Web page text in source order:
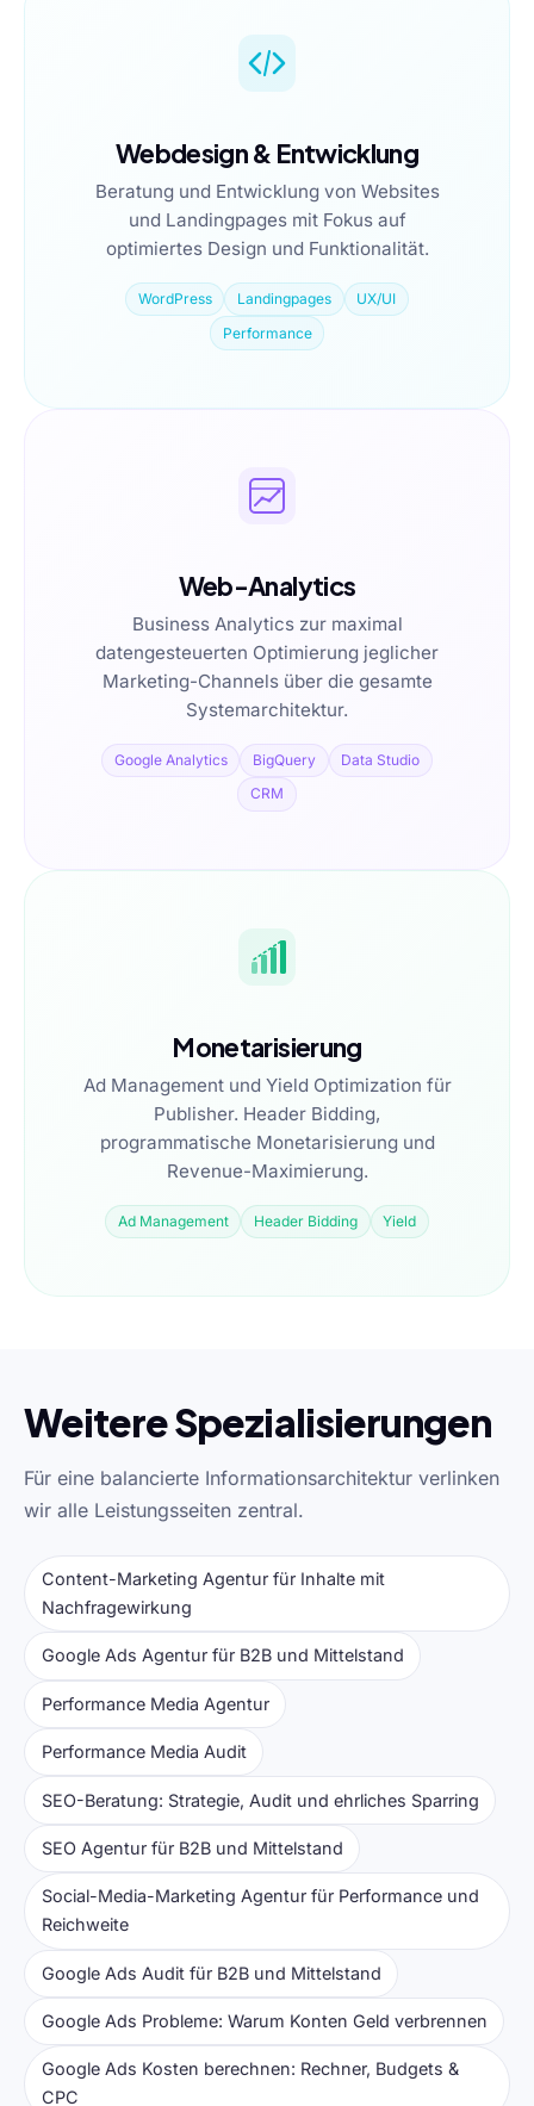
Webdesign & Entwicklung
Beratung und Entwicklung von Websites
und Landingpages mit Fokus auf
optimiertes Design und Funktionalität.
WordPress Landingpages
UX/UI
Performance
Web-Analytics
Business Analytics zur maximal
datengesteuerten Optimierung jeglicher
Marketing-Channels über die gesamte
Systemarchitektur.
Google Analytics BigQuery
Data Studio
CRM
Monetarisierung
Ad Management und Yield Optimization für
Publisher. Header Bidding,
programmatische Monetarisierung und
Revenue-Maximierung.
Ad Management Header Bidding Yield
Weitere Spezialisierungen
Für eine balancierte Informationsarchitektur verlinken
wir alle Leistungsseiten zentral.
Content-Marketing Agentur für Inhalte mit
Nachfragewirkung
Google Ads Agentur für B2B und Mittelstand
Performance Media Agentur
Performance Media Audit
SEO-Beratung: Strategie, Audit und ehrliches Sparring
SEO Agentur für B2B und Mittelstand
Social-Media-Marketing Agentur für Performance und
Reichweite
Google Ads Audit für B2B und Mittelstand
Google Ads Probleme: Warum Konten Geld verbrennen
Google Ads Kosten berechnen: Rechner, Budgets &
CPC